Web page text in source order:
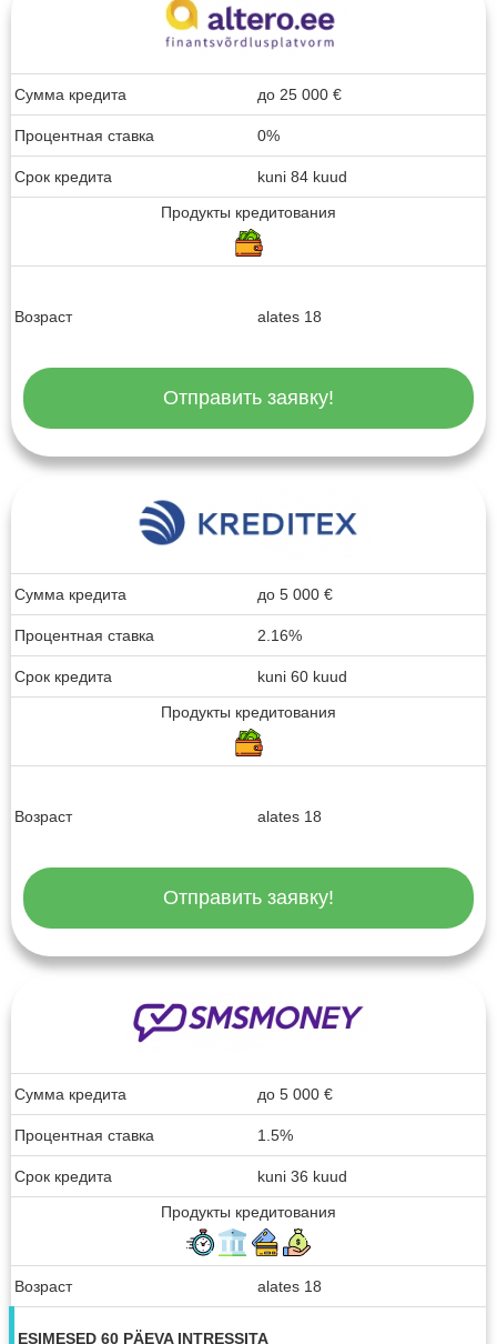
Сумма кредита до 25 000 €
Процентная ставка 0%
Срок кредита
kuni 84 kuud
Продукты кредитования
Возраст alates 18
Отправить заявку!
Сумма кредита до 5 000 €
Процентная ставка 2.16%
Срок кредита
kuni 60 kuud
Продукты кредитования
Возраст alates 18
Отправить заявку!
Сумма кредита до 5 000 €
Процентная ставка 1.5%
Срок кредита
kuni 36 kuud
Продукты кредитования
Возраст alates 18
ESIMESED 60 PÄEVA INTRESSITA